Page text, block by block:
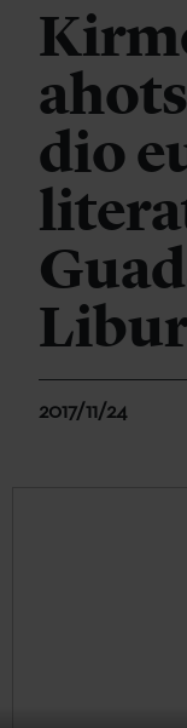
dio
2017/11/24